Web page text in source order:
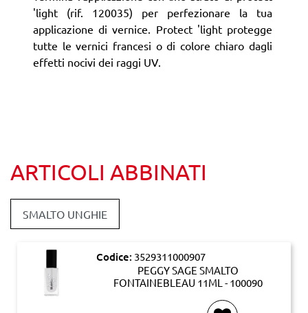
'light (rif. 120035) per perfezionare la tua
applicazione di vernice. Protect 'light protegge
tutte le vernici francesi o di colore chiaro dagli
effetti nocivi dei raggi UV.
ARTICOLI ABBINATI
SMALTO UNGHIE
Codice: 3529311000907
PEGGY SAGE SMALTO
FONTAINEBLEAU 11ML - 100090